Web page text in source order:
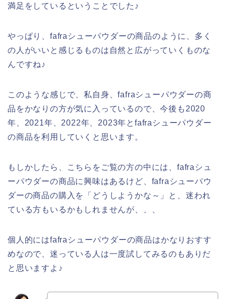
満足をしているということでした♪
やっぱり、fafraシューパウダーの商品のように、多く
の人がいいと感じるものは自然と広がっていくものな
んですね♪
このような感じで、私自身、fafraシューパウダーの商
品をかなりの方が気に入っているので、今後も2020
年、2021年、2022年、2023年とfafraシューパウダー
の商品を利用していくと思います。
もしかしたら、こちらをご覧の方の中には、fafraシュ
ーパウダーの商品に興味はあるけど、fafraシューパウ
ダーの商品の購入を「どうしようかな～」と、迷われ
ている方もいるかもしれませんが、、、
個人的にはfafraシューパウダーの商品はかなりおすす
めなので、迷っている人は一度試してみるのもありだ
と思いますよ♪